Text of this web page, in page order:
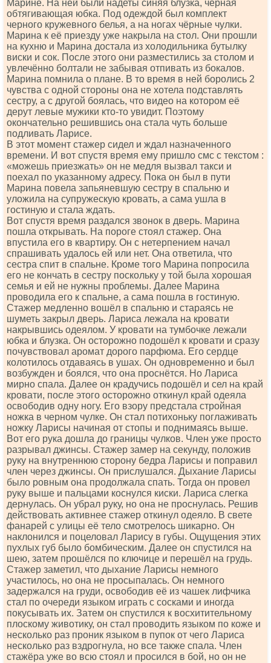
Марине. На ней были надеты синяя блузка, чёрная
обтягивающая юбка. Под одеждой был комплект
черного кружевного белья, а на ногах чёрные чулки.
Марина к её приезду уже накрыла на стол. Они прошли
на кухню и Марина достала из холодильника бутылку
виски и сок. После этого они разместились за столом и
увлечённо болтали не забывая отпивать из бокалов.
Марина помнила о плане. В то время в ней боролись 2
чувства с одной стороны она не хотела подставлять
сестру, а с другой боялась, что видео на котором её
дерут левые мужики кто-то увидит. Поэтому
окончательно решившись она стала чуть больше
подливать Ларисе.
В этот момент стажер сидел и ждал назначенного
времени. И вот спустя время ему пришло смс с текстом :
«можешь приезжать» он не медля вызвал такси и
поехал по указанному адресу. Пока он был в пути
Марина повела запьяневшую сестру в спальню и
уложила на супружескую кровать, а сама ушла в
гостиную и стала ждать.
Вот спустя время раздался звонок в дверь. Марина
пошла открывать. На пороге стоял стажер. Она
впустила его в квартиру. Он с нетерпением начал
спрашивать удалось ей или нет. Она ответила, что
сестра спит в спальне. Кроме того Марина попросила
его не кончать в сестру поскольку у той была хорошая
семья и ей не нужны проблемы. Далее Марина
проводила его к спальне, а сама пошла в гостиную.
Стажер медленно вошёл в спальню и стараясь не
шуметь закрыл дверь. Лариса лежала на кровати
накрывшись одеялом. У кровати на тумбочке лежали
юбка и блузка. Он осторожно подошёл к кровати и сразу
почувствовал аромат дорого парфюма. Его сердце
колотилось отдаваясь в ушах. Он одновременно и был
возбужден и боялся, что она проснётся. Но Лариса
мирно спала. Далее он крадучись подошёл и сел на край
кровати, после этого осторожно откинул край одеяла
освободив одну ногу. Его взору предстала стройная
ножка в черном чулке. Он стал потихоньку поглаживать
ножку Ларисы начиная от стопы и поднимаясь выше.
Вот его рука дошла до границы чулков. Член уже просто
разрывал джинсы. Стажер замер на секунду, положив
руку на внутреннюю сторону бедра Ларисы и поправил
член через джинсы. Он прислушался. Дыхание Ларисы
было ровным она продолжала спать. Тогда он провел
руку выше и пальцами коснулся киски. Лариса слегка
дернулась. Он убрал руку, но она не проснулась. Решив
действовать активнее стажер откинул одеяло. В свете
фанарей с улицы её тело смотрелось шикарно. Он
наклонился и поцеловал Ларису в губы. Ощущения этих
пухлых губ было бомбическим. Далее он спустился на
шею, затем прошёлся по ключице и перешёл на грудь.
Стажер заметил, что дыхание Ларисы немного
участилось, но она не просыпалась. Он немного
задержался на груди, освободив её из чашек лифчика
стал по очереди языком играть с сосками и иногда
покусывать их. Затем он спустился к восхитительному
плоскому животику, он стал проводить языком по коже и
несколько раз проник языком в пупок от чего Лариса
несколько раз вздрогнула, но все также спала. Член
стажёра уже во всю стоял и просился в бой, но он не